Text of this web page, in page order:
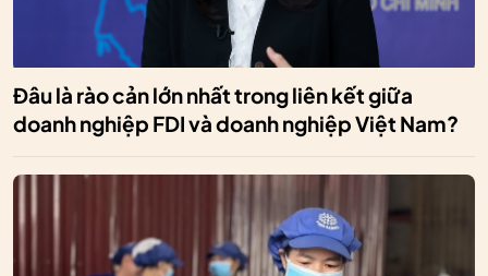
Đâu là rào cản lớn nhất trong liên kết giữa
doanh nghiệp FDI và doanh nghiệp Việt Nam?